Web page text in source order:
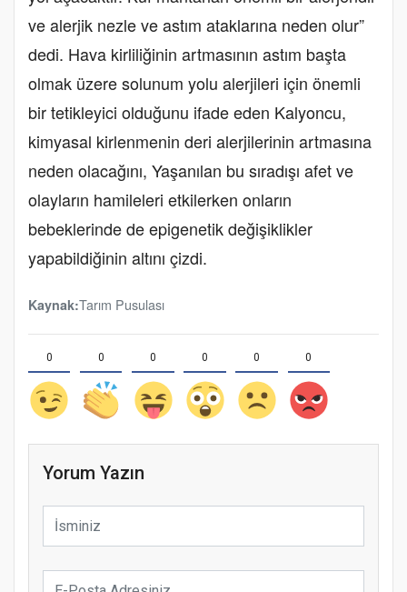
ve alerjik nezle ve astım ataklarına neden olur”
dedi. Hava kirliliğinin artmasının astım başta
olmak üzere solunum yolu alerjileri için önemli
bir tetikleyici olduğunu ifade eden Kalyoncu,
kimyasal kirlenmenin deri alerjilerinin artmasına
neden olacağını, Yaşanılan bu sıradışı afet ve
olayların hamileleri etkilerken onların
bebeklerinde de epigenetik değişiklikler
yapabildiğinin altını çizdi.
Kaynak:Tarım Pusulası
0 0 0 0 0 0
Yorum Yazın